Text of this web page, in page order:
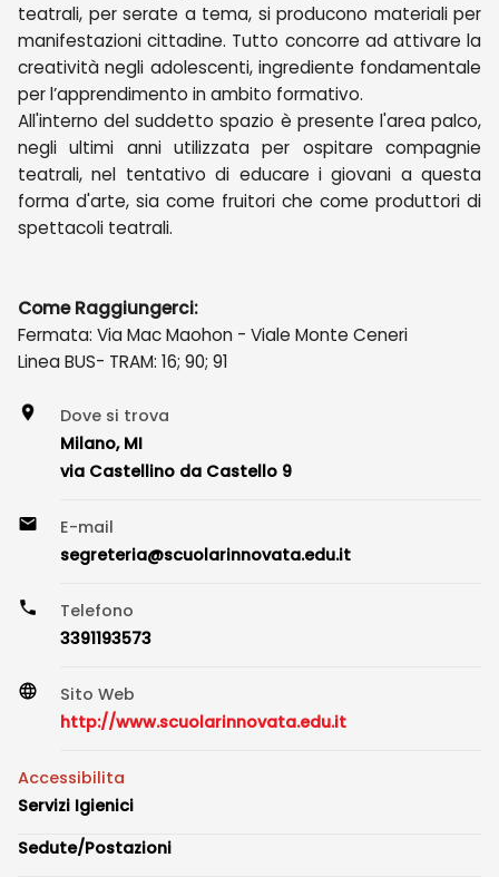
teatrali, per serate a tema, si producono materiali per
manifestazioni cittadine. Tutto concorre ad attivare la
creatività negli adolescenti, ingrediente fondamentale
per l’apprendimento in ambito formativo.
All'interno del suddetto spazio è presente l'area palco,
negli ultimi anni utilizzata per ospitare compagnie
teatrali, nel tentativo di educare i giovani a questa
forma d'arte, sia come fruitori che come produttori di
spettacoli teatrali.
Come Raggiungerci:
Fermata: Via Mac Maohon - Viale Monte Ceneri
Linea BUS- TRAM: 16; 90; 91
Dove si trova
Milano, MI
via Castellino da Castello 9
E-mail
segreteria@scuolarinnovata.edu.it
Telefono
3391193573
Sito Web
http://www.scuolarinnovata.edu.it
Accessibilita
Servizi Igienici
Sedute/Postazioni